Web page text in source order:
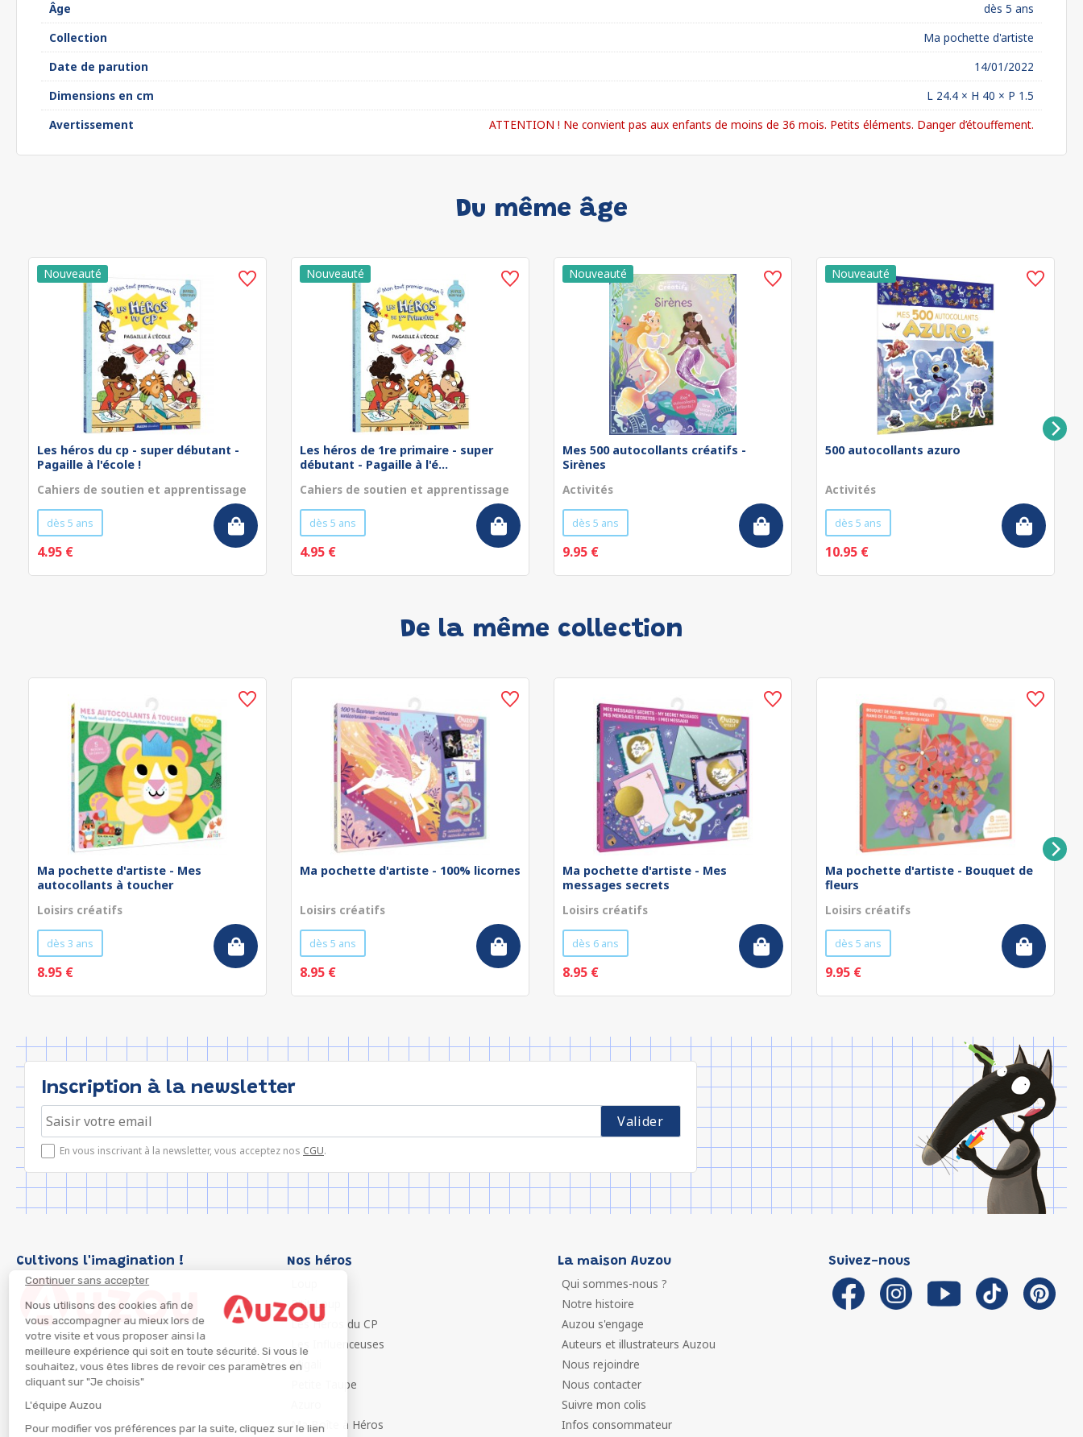
Continuer sans accepter
Nous utilisons des cookies afin de
vous accompagner au mieux lors de
votre visite et vous proposer ainsi la
meilleure expérience qui soit en toute sécurité. Si vous le
souhaitez, vous êtes libres de revoir ces paramètres en
cliquant sur "Je choisis"
L'équipe Auzou
Pour modifier vos préférences par la suite, cliquez sur le lien
Âge
dès 5 ans
Collection
Ma pochette d'artiste
Date de parution
14/01/2022
Dimensions en cm
L 24.4 × H 40 × P 1.5
Avertissement
ATTENTION ! Ne convient pas aux enfants de moins de 36 mois. Petits éléments. Danger d’étouffement.
Du même âge
Les héros du cp - super débutant -
Pagaille à l'école !
Cahiers de soutien et apprentissage
dès 5 ans
4.95 €
Les héros de 1re primaire - super
débutant - Pagaille à l'é...
Cahiers de soutien et apprentissage
dès 5 ans
4.95 €
Mes 500 autocollants créatifs -
Sirènes
Activités
dès 5 ans
9.95 €
500 autocollants azuro
Activités
dès 5 ans
10.95 €
De la même collection
Ma pochette d'artiste - Mes
autocollants à toucher
Loisirs créatifs
dès 3 ans
8.95 €
Ma pochette d'artiste - 100% licornes
Loisirs créatifs
dès 5 ans
8.95 €
Ma pochette d'artiste - Mes
messages secrets
Loisirs créatifs
dès 6 ans
8.95 €
Ma pochette d'artiste - Bouquet de
fleurs
Loisirs créatifs
dès 5 ans
9.95 €
Inscription à la newsletter
En vous inscrivant à la newsletter, vous acceptez nos CGU.
Cultivons l'imagination ! Nos héros
P'tit Loup
Les Héros du CP
Les Influenceuses
Migali
Petite Taupe
Ma Boîte à Héros
La maison Auzou
Qui sommes-nous ?
Notre histoire
Auzou s'engage
Auteurs et illustrateurs Auzou
Nous rejoindre
Nous contacter
Suivre mon colis
Infos consommateur
Suivez-nous